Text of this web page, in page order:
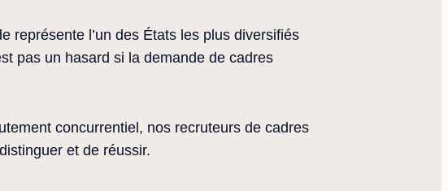
représente l’un des États les plus diversifiés
pas un hasard si la demande de cadres
concurrentiel, nos recruteurs de cadres
et de réussir.